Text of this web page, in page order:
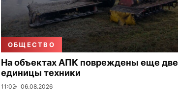
ОБЩЕСТВО
На объектах АПК повреждены еще две
единицы техники
11:02 06.08.2026